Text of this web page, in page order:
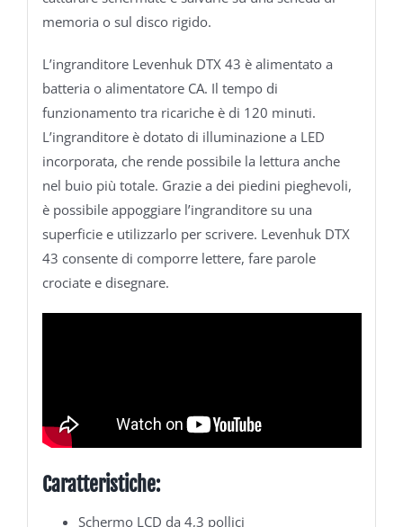
memoria o sul disco rigido.
L’ingranditore Levenhuk DTX 43 è alimentato a
batteria o alimentatore CA. Il tempo di
funzionamento tra ricariche è di 120 minuti.
L’ingranditore è dotato di illuminazione a LED
incorporata, che rende possibile la lettura anche
nel buio più totale. Grazie a dei piedini pieghevoli,
è possibile appoggiare l’ingranditore su una
superficie e utilizzarlo per scrivere. Levenhuk DTX
43 consente di comporre lettere, fare parole
crociate e disegnare.
Caratteristiche:
Schermo LCD da 4,3 pollici